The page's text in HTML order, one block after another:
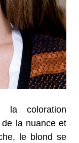
la coloration
la nuance et
le blond se